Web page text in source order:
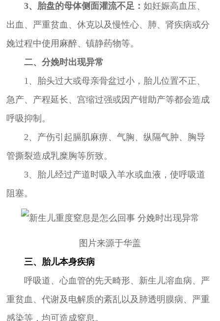
3、胎盘的母体侧面灌流不足： 如妊娠高血压、
出血、严重贫血、休克以及慢性心、肺、肾疾病或分
娩过程中使用麻醉、镇静药物等。
二、分娩时出现异常
1、胎头过大或母亲骨盆过小，胎儿位置不正、
急产、产程延长、宫缩过强或因产钳助产等都会造成
呼吸抑制。
2、产伤引起膈肌麻痹、气胸、纵隔气肿、胸导
管撕裂造成乳糜胸等所致。
3、胎儿经过产道时吸入羊水或血液，使呼吸道
阻塞。
图片来源于华盖
三、胎儿本身疾病
呼吸道、心血管的先天畸形、新生儿溶血病、严
重贫血、代谢及电解质的紊乱以及肺透明膜病、严重
感染等，均可造成窒息。